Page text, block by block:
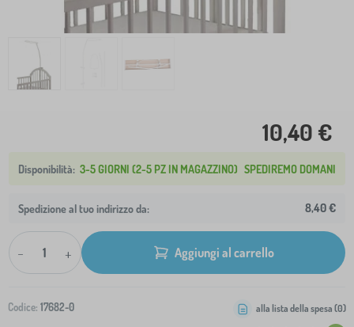
10,40 €
3-5 GIORNI (2-5 PZ IN MAGAZZINO) SPEDIREMO DOMANI
Spedizione al tuo indirizzo da: 8,40 €
- + Aggiungi al carrello
Codice: 17682-0 alla lista della spesa (0)